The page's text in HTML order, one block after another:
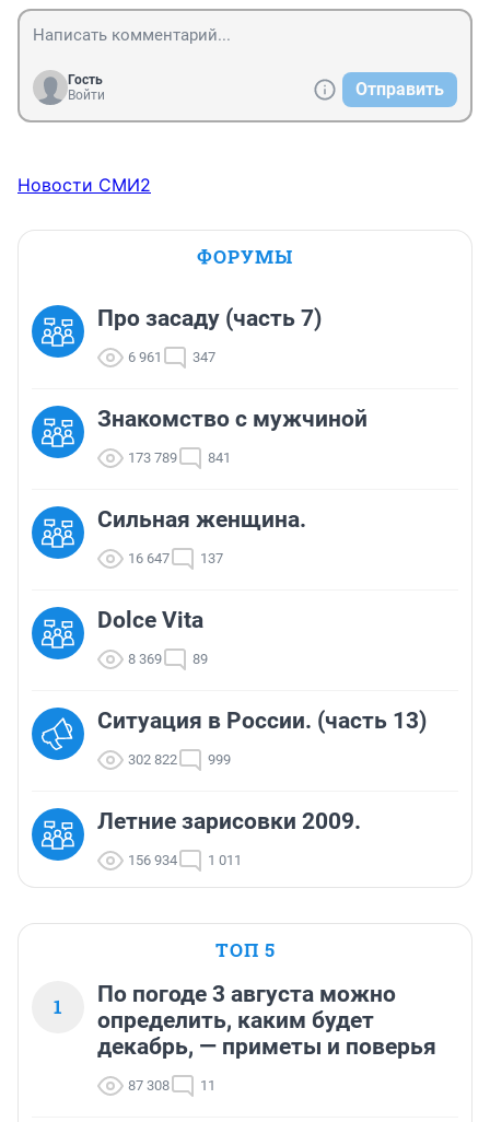
Гость
Войти
Отправить
Новости СМИ2
ФОРУМЫ
Про засаду (часть 7)
6 961 347
Знакомство с мужчиной
173 789 841
Сильная женщина.
16 647 137
Dolce Vita
8 369 89
Ситуация в России. (часть 13)
302 822 999
Летние зарисовки 2009.
156 934 1 011
ТОП 5
1
По погоде 3 августа можно
определить, каким будет
декабрь, — приметы и поверья
87 308 11